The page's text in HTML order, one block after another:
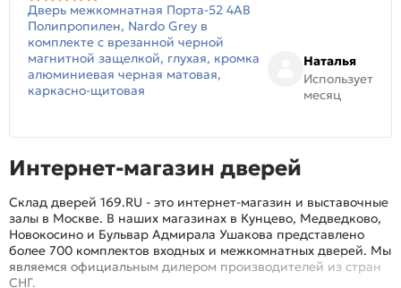
Дверь межкомнатная Порта-52 4AB
Полипропилен, Nardo Grey в
комплекте с врезанной черной
магнитной защелкой, глухая, кромка
алюминиевая черная матовая,
каркасно-щитовая
Наталья
Использует
месяц
Интернет-магазин дверей
Склад дверей 169.RU - это интернет-магазин и выставочные
залы в Москве. В наших магазинах в Кунцево, Медведково,
Новокосино и Бульвар Адмирала Ушакова представлено
более 700 комплектов входных и межкомнатных дверей. Мы
являемся официальным дилером производителей из стран
СНГ.